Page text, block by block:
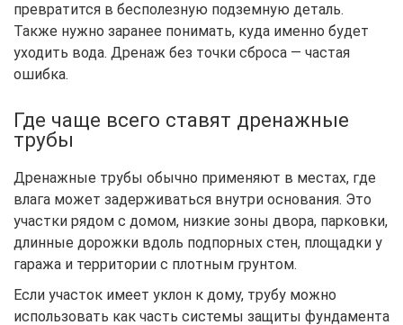
превратится в бесполезную подземную деталь.
Также нужно заранее понимать, куда именно будет
уходить вода. Дренаж без точки сброса — частая
ошибка.
Где чаще всего ставят дренажные
трубы
Дренажные трубы обычно применяют в местах, где
влага может задерживаться внутри основания. Это
участки рядом с домом, низкие зоны двора, парковки,
длинные дорожки вдоль подпорных стен, площадки у
гаража и территории с плотным грунтом.
Если участок имеет уклон к дому, трубу можно
использовать как часть системы защиты фундамента